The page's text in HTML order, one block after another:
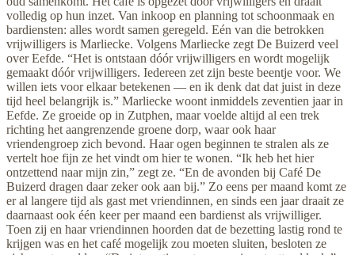
volledig op hun inzet. Van inkoop en planning tot schoonmaak en
bardiensten: alles wordt samen geregeld. Eén van die betrokken
vrijwilligers is Marliecke. Volgens Marliecke zegt De Buizerd veel
over Eefde. “Het is ontstaan dóór vrijwilligers en wordt mogelijk
gemaakt dóór vrijwilligers. Iedereen zet zijn beste beentje voor. We
willen iets voor elkaar betekenen — en ik denk dat dat juist in deze
tijd heel belangrijk is.” Marliecke woont inmiddels zeventien jaar in
Eefde. Ze groeide op in Zutphen, maar voelde altijd al een trek
richting het aangrenzende groene dorp, waar ook haar
vriendengroep zich bevond. Haar ogen beginnen te stralen als ze
vertelt hoe fijn ze het vindt om hier te wonen. “Ik heb het hier
ontzettend naar mijn zin,” zegt ze. “En de avonden bij Café De
Buizerd dragen daar zeker ook aan bij.” Zo eens per maand komt ze
er al langere tijd als gast met vriendinnen, en sinds een jaar draait ze
daarnaast ook één keer per maand een bardienst als vrijwilliger.
Toen zij en haar vriendinnen hoorden dat de bezetting lastig rond te
krijgen was en het café mogelijk zou moeten sluiten, besloten ze